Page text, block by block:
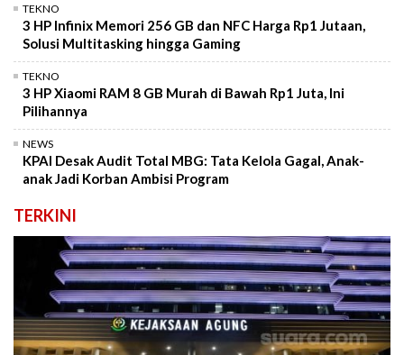
TEKNO
3 HP Infinix Memori 256 GB dan NFC Harga Rp1 Jutaan,
Solusi Multitasking hingga Gaming
TEKNO
3 HP Xiaomi RAM 8 GB Murah di Bawah Rp1 Juta, Ini
Pilihannya
NEWS
KPAI Desak Audit Total MBG: Tata Kelola Gagal, Anak-
anak Jadi Korban Ambisi Program
TERKINI